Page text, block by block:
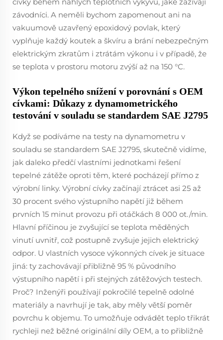
závodníci. A neměli bychom zapomenout ani na
vakuumově uzavřený epoxidový povlak, který
vyplňuje každý koutek a škvíru a brání nebezpečným
elektrickým zkratům i ztrátám výkonu i v případě, že
se teplota v prostoru motoru zvýší až na 150 °C.
Výkon tepelného snížení v porovnání s OEM
cívkami: Důkazy z dynamometrického
testování v souladu se standardem SAE J2795
Když se podíváme na testy na dynamometru v
souladu se standardem SAE J2795, skutečně vidíme,
jak daleko předčí vlastními jednotkami řešení
tepelné zátěže oproti těm, které pocházejí přímo z
výrobní linky. Výrobní cívky začínají ztrácet asi 25 až
30 procent svého výstupního napětí již během
prvních 15 minut provozu při otáčkách 8 000 ot./min.
Hlavní příčinou je zvyšující se teplota měděných
vinutí uvnitř, což postupně zvyšuje jejich elektrický
odpor. U vlastních vysoce výkonných cívek je situace
jiná: ty zachovávají přibližně 95 % původního
výstupního napětí i při stejných zátěžových testech.
Proč? Inženýři používají pokročilé tepelně odolné
materiály a navrhují je tak, aby měly větší poměr
povrchu k objemu. To umožňuje odvádět teplo třikrát
rychleji než běžné originální díly OEM, a to přibližně